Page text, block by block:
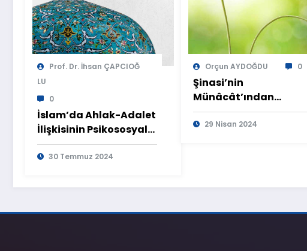
Prof. Dr. İhsan ÇAPCIOĞ
LU
0
İslam’da Ahlak-Adalet
İlişkisinin Psikososyal
İz Düşümleri
30 Temmuz 2024
Orçun AYDOĞDU 0
Şinasi’nin
Münâcât’ından
Hareketle Kültür
Çatışması
29 Nisan 2024